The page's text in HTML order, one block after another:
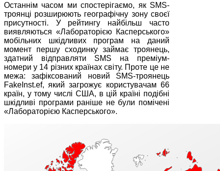
Останнім часом ми спостерігаємо, як SMS-
троянці розширюють географічну зону своєї
присутності. У рейтингу найбільш часто
виявляються «Лабораторією Касперського»
мобільних шкідливих програм на даний
момент першу сходинку займає троянець,
здатний відправляти SMS на преміум-
номери у 14 різних країнах світу. Проте це не
межа: зафіксований новий SMS-троянець
FakeInst.ef, який загрожує користувачам 66
країн, у тому числі США, в цій країні подібні
шкідливі програми раніше не були помічені
«Лабораторією Касперського».